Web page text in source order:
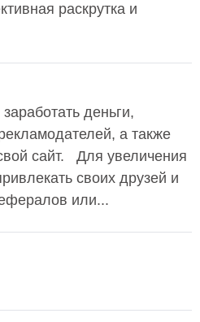
раскрутка и
деньги,
а также
сайт. Для увеличения
своих друзей и
или...